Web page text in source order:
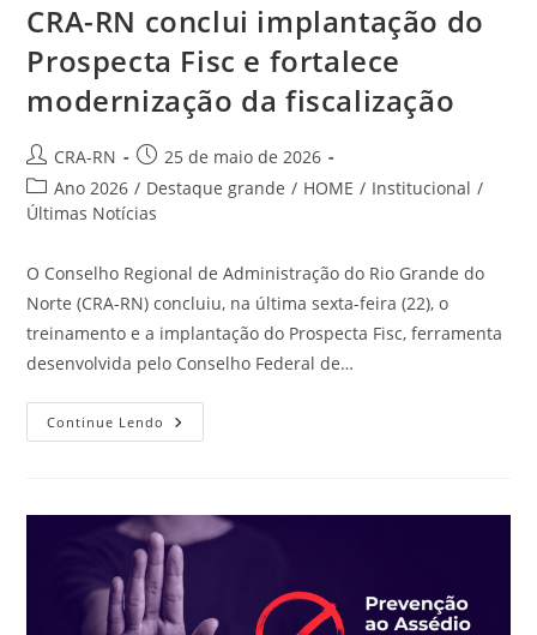
CRA-RN conclui implantação do
Prospecta Fisc e fortalece
modernização da fiscalização
Autor
do
post:
CRA-RN
Post
publicado:
25 de maio de 2026
Categoria
do
Ano 2026 / Destaque grande / HOME / Institucional /
Últimas Notícias
O Conselho Regional de Administração do Rio Grande do
Norte (CRA-RN) concluiu, na última sexta-feira (22), o
treinamento e a implantação do Prospecta Fisc, ferramenta
desenvolvida pelo Conselho Federal de…
Continue Lendo CRA-
RN
Fisc
E
Fortalece
Modernização
Da
Fiscalização